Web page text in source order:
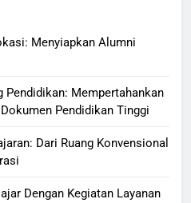
Menyiapkan Alumni
Pendidikan: Mempertahankan
Pendidikan Tinggi
Dari Ruang Konvensional
Dengan Kegiatan Layanan